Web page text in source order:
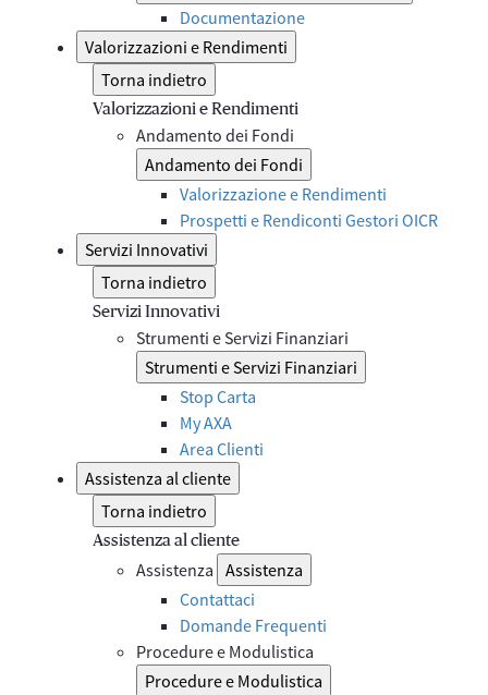
Documentazione
Valorizzazioni e Rendimenti
Torna indietro
Valorizzazioni e Rendimenti
Andamento dei Fondi
Andamento dei Fondi
Valorizzazione e Rendimenti
Prospetti e Rendiconti Gestori OICR
Servizi Innovativi
Torna indietro
Servizi Innovativi
Strumenti e Servizi Finanziari
Strumenti e Servizi Finanziari
Stop Carta
My AXA
Area Clienti
Assistenza al cliente
Torna indietro
Assistenza al cliente
Assistenza Assistenza
Contattaci
Domande Frequenti
Procedure e Modulistica
Procedure e Modulistica